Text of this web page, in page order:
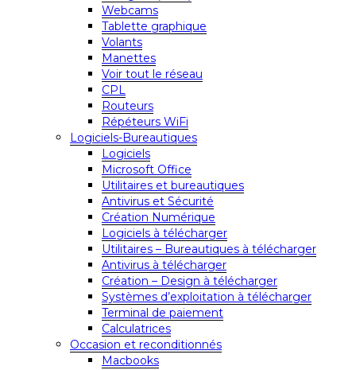
Webcams
Tablette graphique
Volants
Manettes
Voir tout le réseau
CPL
Routeurs
Répéteurs WiFi
Logiciels-Bureautiques
Logiciels
Microsoft Office
Utilitaires et bureautiques
Antivirus et Sécurité
Création Numérique
Logiciels à télécharger
Utilitaires – Bureautiques à télécharger
Antivirus à télécharger
Création – Design à télécharger
Systèmes d’exploitation à télécharger
Terminal de paiement
Calculatrices
Occasion et reconditionnés
Macbooks